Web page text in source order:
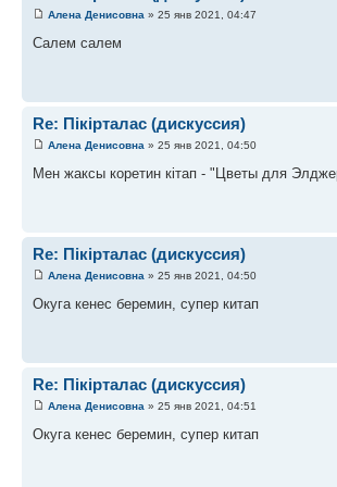
Алена Денисовна » 25 янв 2021, 04:47
Салем салем
Re: Пікірталас (дискуссия)
Алена Денисовна » 25 янв 2021, 04:50
Мен жаксы коретин кітап - "Цветы для
Re: Пікірталас (дискуссия)
Алена Денисовна » 25 янв 2021, 04:50
Окуга кенес беремин, супер китап
Re: Пікірталас (дискуссия)
Алена Денисовна » 25 янв 2021, 04:51
Окуга кенес беремин, супер китап